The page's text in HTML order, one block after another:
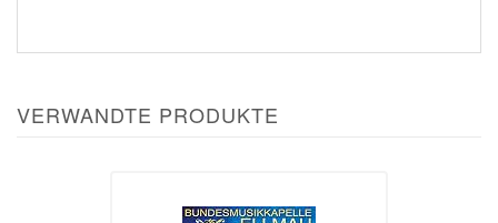
VERWANDTE PRODUKTE